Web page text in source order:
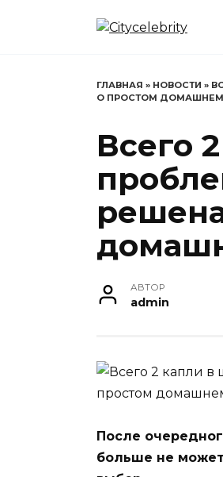
ГЛАВНАЯ » НОВОСТИ »
О ПРОСТОМ ДОМАШНЕМ
Всего
АВТОР
admin
После
больше не